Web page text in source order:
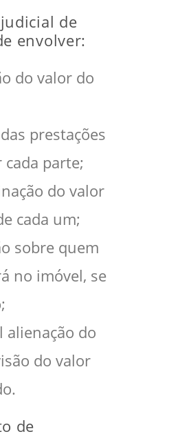
de
envolver:
do valor do
prestações
cada parte;
do valor
cada um;
sobre quem
no imóvel, se
alienação do
do valor
de